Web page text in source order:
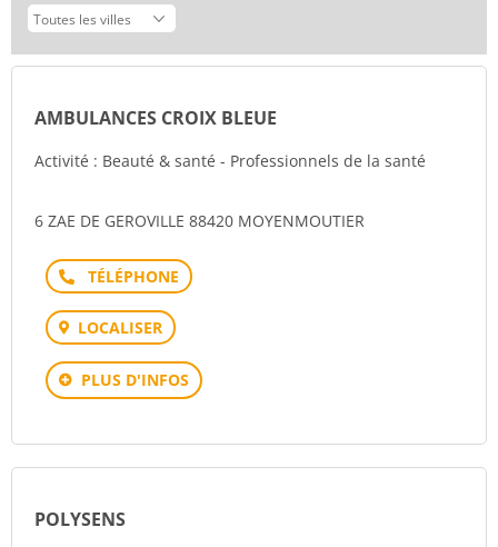
AMBULANCES CROIX BLEUE
Activité : Beauté & santé - Professionnels de la santé
6 ZAE DE GEROVILLE 88420 MOYENMOUTIER
Téléphone
LOCALISER
PLUS D'INFOS
POLYSENS